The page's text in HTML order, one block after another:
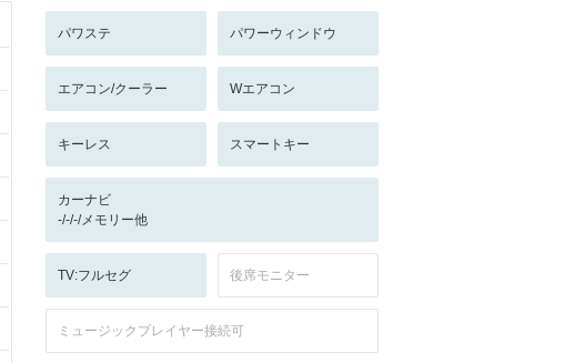
パワステ パワーウィンドウ
エアコン/クーラー Wエアコン
キーレス スマートキー
カーナビ
-/-/-/メモリー他
TV:フルセグ 後席モニター
ミュージックプレイヤー接続可